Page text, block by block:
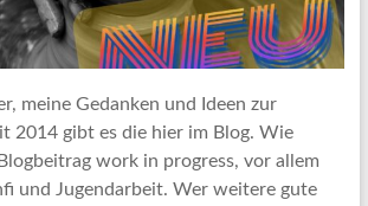
meine Gedanken und Ideen zur
2014 gibt es die hier im Blog. Wie
work in progress, vor allem
und Jugendarbeit. Wer weitere gute